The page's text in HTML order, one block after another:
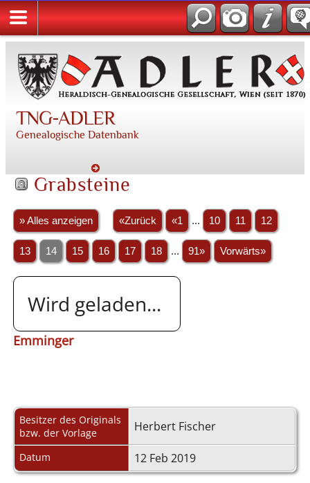
TNG-ADLER
Genealogische Datenbank
Grabsteine
» Alles anzeigen «Zurück «1 ... 10 11 12
13 14 15 16 17 18 ... 91» Vorwärts»
Wird geladen...
Emminger
Besitzer des Originals
bzw. der Vorlage
Herbert Fischer
Datum 12 Feb 2019